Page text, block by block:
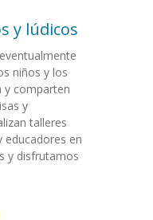
y lúdicos
niños y los
y comparten
y
talleres
educadores en
y disfrutamos